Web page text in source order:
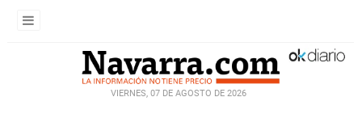
VIERNES, 07 DE AGOSTO DE 2026